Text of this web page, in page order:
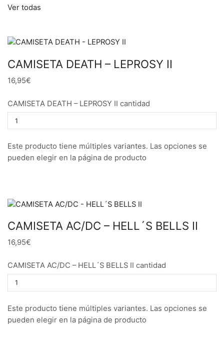
Ver todas
CAMISETA DEATH – LEPROSY II
16,95€
CAMISETA DEATH – LEPROSY II cantidad
Este producto tiene múltiples variantes. Las opciones se
pueden elegir en la página de producto
CAMISETA AC/DC – HELL´S BELLS II
16,95€
CAMISETA AC/DC – HELL´S BELLS II cantidad
Este producto tiene múltiples variantes. Las opciones se
pueden elegir en la página de producto